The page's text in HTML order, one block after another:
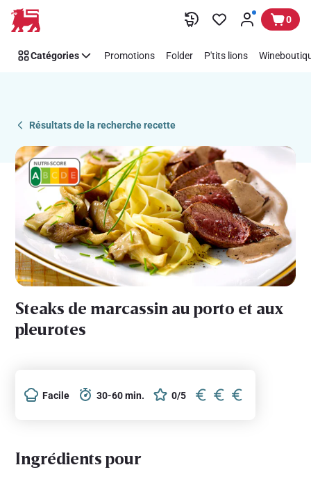
Passer
Recipe
Details
0
Catégories Promotions Folder P'tits lions
Résultats de la recherche recette
Steaks de marcassin au porto et aux
pleurotes
Facile 30-60 min. 0/5
Ingrédients pour